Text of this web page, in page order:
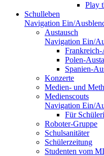
Play
Schulleben
Navigation Ein/
Austausch
Navigation Ein/
Frankreich-
Polen-
Spanien-
Konzerte
Medien- und
Medienscouts
Navigation Ein/
Für
Roboter-Gruppe
Schulsanitäter
Schülerzeitung
Studenten vom